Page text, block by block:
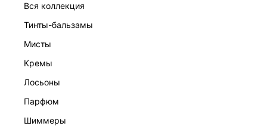
вся коллекция
тинты-бальзамы
мисты
кремы
лосьоны
парфюм
шиммеры